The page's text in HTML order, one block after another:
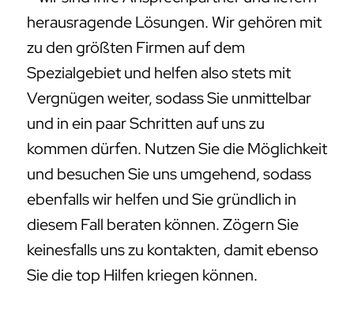
herausragende Lösungen. Wir gehören mit
zu den größten Firmen auf dem
Spezialgebiet und helfen also stets mit
Vergnügen weiter, sodass Sie unmittelbar
und in ein paar Schritten auf uns zu
kommen dürfen. Nutzen Sie die Möglichkeit
und besuchen Sie uns umgehend, sodass
ebenfalls wir helfen und Sie gründlich in
diesem Fall beraten können. Zögern Sie
keinesfalls uns zu kontakten, damit ebenso
Sie die top Hilfen kriegen können.